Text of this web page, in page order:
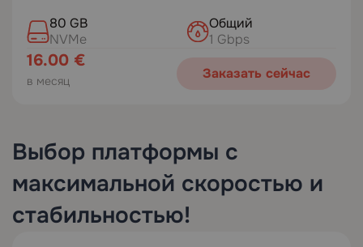
80 GB
NVMe
Общий
1 Gbps
16.00 €
в месяц Заказать сейчас
Выбор платформы с
максимальной скоростью и
стабильностью!